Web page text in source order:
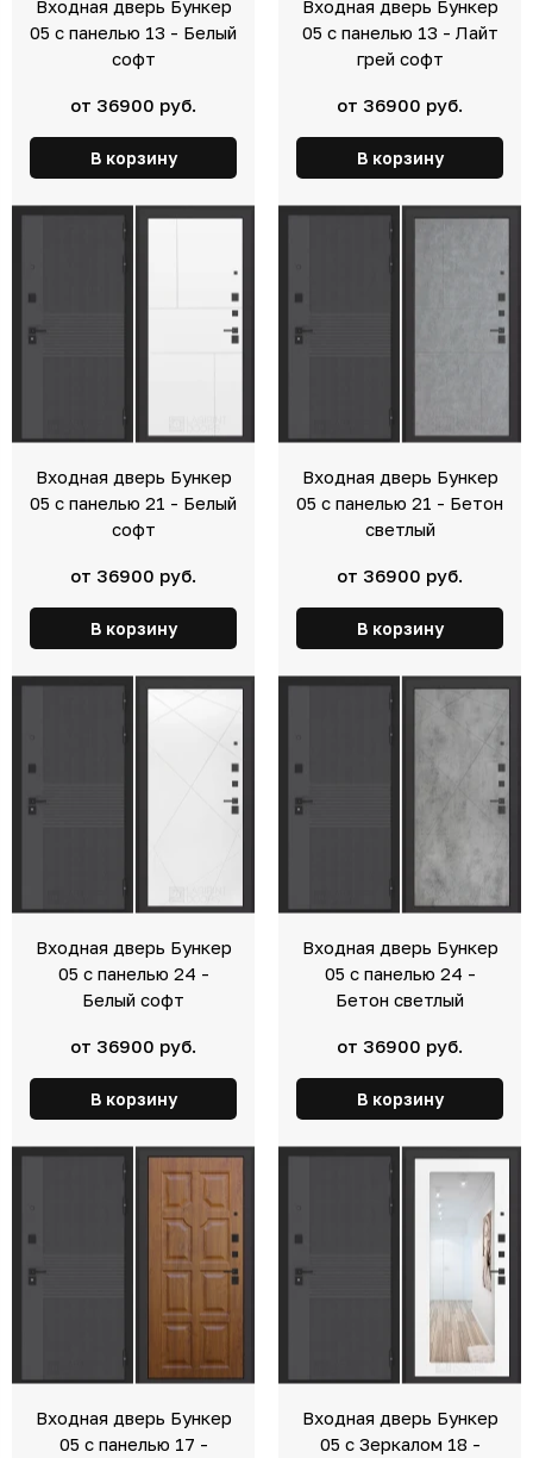
Входная дверь Бункер
05 с панелью 13 - Белый
софт
от 36900 руб.
В корзину
Входная дверь Бункер
05 с панелью 13 - Лайт
грей софт
от 36900 руб.
В корзину
Входная дверь Бункер
05 с панелью 21 - Белый
софт
от 36900 руб.
В корзину
Входная дверь Бункер
05 с панелью 21 - Бетон
светлый
от 36900 руб.
В корзину
Входная дверь Бункер
05 с панелью 24 -
Белый софт
от 36900 руб.
В корзину
Входная дверь Бункер
05 с панелью 24 -
Бетон светлый
от 36900 руб.
В корзину
Входная дверь Бункер
05 с панелью 17 -
Входная дверь Бункер
05 с Зеркалом 18 -